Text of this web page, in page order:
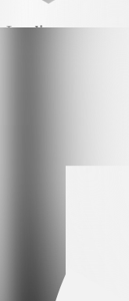
Leading partner